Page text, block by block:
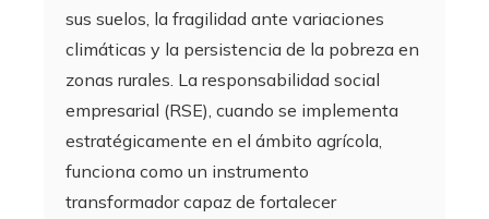
sus suelos, la fragilidad ante variaciones
climáticas y la persistencia de la pobreza en
zonas rurales. La responsabilidad social
empresarial (RSE), cuando se implementa
estratégicamente en el ámbito agrícola,
funciona como un instrumento
transformador capaz de fortalecer